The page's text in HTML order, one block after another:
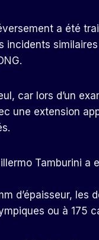
a été
incidents
car lors d’un
une extension
Tamburini
d’épaisseur,
ou à 175